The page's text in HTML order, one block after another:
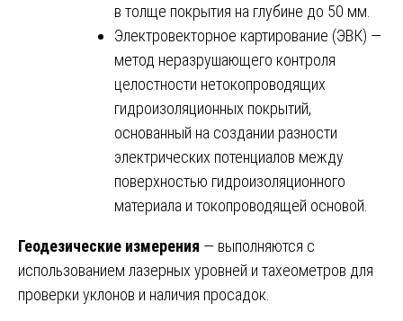
в толще покрытия на глубине до 50 мм.
Электровекторное картирование (ЭВК) —
метод неразрушающего контроля
целостности нетокопроводящих
гидроизоляционных покрытий,
основанный на создании разности
электрических потенциалов между
поверхностью гидроизоляционного
материала и токопроводящей основой.
Геодезические измерения — выполняются с
использованием лазерных уровней и тахеометров для
проверки уклонов и наличия просадок.